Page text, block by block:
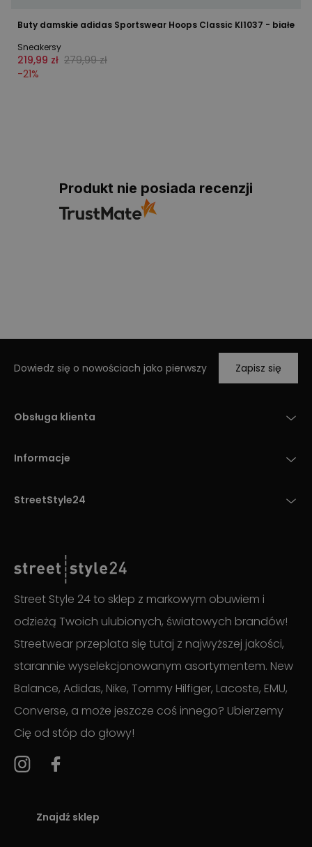
Buty damskie adidas Sportswear Hoops Classic KI1037 - białe
Sneakersy
219,99 zł 279,99 zł
-21%
Produkt nie posiada recenzji
Dowiedz się o nowościach jako pierwszy Zapisz się
Obsługa klienta
Informacje
StreetStyle24
Street Style 24 to sklep z markowym obuwiem i
odzieżą Twoich ulubionych, światowych brandów!
Streetwear przeplata się tutaj z najwyższej jakości,
starannie wyselekcjonowanym asortymentem. New
Balance, Adidas, Nike, Tommy Hilfiger, Lacoste, EMU,
Converse, a może jeszcze coś innego? Ubierzemy
Cię od stóp do głowy!
Znajdź sklep